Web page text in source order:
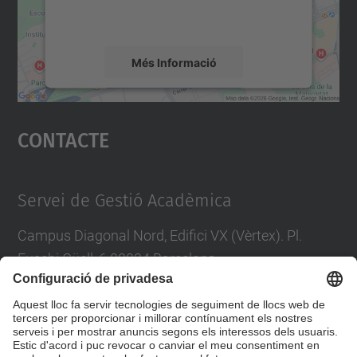
Més Informació
Accepta
powered by
Contacte
Servei de Gestió Acadèmica
Campus Diagonal Nord, Edifici VX (Vèrtex). Pl.
Eusebi Güell, 6 08034 Barcelona
Directori UPC